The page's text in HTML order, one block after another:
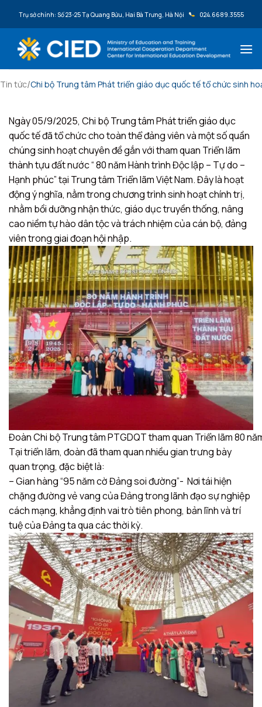
Trụ sở chính: Số 23-25 Tạ Quang Bửu, Hai Bà Trưng, Hà Nội 024.6689.3555
Tin tức/Chi bộ Trung tâm Phát triển giáo dục quốc tế tổ chức sinh
Ngày 05/9/2025, Chi bộ Trung tâm Phát triển giáo dục
quốc tế đã tổ chức cho toàn thể đảng viên và một số quần
chúng sinh hoạt chuyên đề gắn với tham quan Triển lãm
thành tựu đất nước “ 80 năm Hành trình Độc lập – Tự do –
Hạnh phúc” tại Trung tâm Triển lãm Việt Nam. Đây là hoạt
động ý nghĩa, nằm trong chương trình sinh hoạt chính trị,
nhằm bồi dưỡng nhận thức, giáo dục truyền thống, nâng
cao niềm tự hào dân tộc và trách nhiệm của cán bộ, đảng
viên trong giai đoạn hội nhập.
Đoàn Chi bộ Trung tâm PTGDQT tham quan Triển lãm 80
Tại triển lãm, đoàn đã tham quan nhiều gian trưng bày
quan trọng, đặc biệt là:
– Gian hàng “95 năm cờ Đảng soi đường”- Nơi tái hiện
chặng đường vẻ vang của Đảng trong lãnh đạo sự nghiệp
cách mạng, khẳng định vai trò tiên phong, bản lĩnh và trí
tuệ của Đảng ta qua các thời kỳ.